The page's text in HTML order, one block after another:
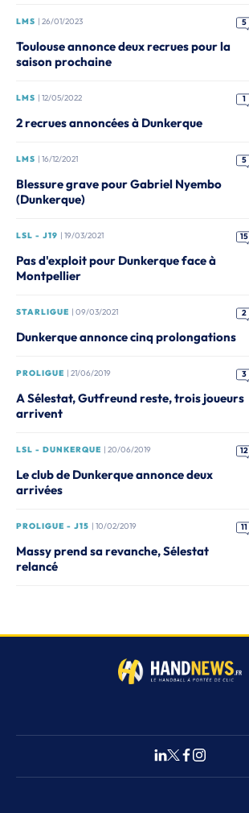
LMS | 26/01/2023 5
Toulouse annonce deux recrues pour la
saison prochaine
LMS | 12/05/2022 1
2 recrues annoncées à Dunkerque
LMS | 16/12/2021 5
Blessure grave pour Gabriel Nyembo
(Dunkerque)
LSL - J19 | 19/03/2021 15
Pas d'exploit pour Dunkerque face à
Montpellier
STARLIGUE | 09/03/2021 2
Dunkerque annonce cinq prolongations
PROLIGUE | 21/06/2019 3
A Sélestat, Gutfreund reste, trois joueurs
arrivent
LSL - DUNKERQUE | 20/06/2019 12
Le club de Dunkerque annonce deux
arrivées
PROLIGUE - J15 | 10/02/2019 11
Massy prend sa revanche, Sélestat
relancé